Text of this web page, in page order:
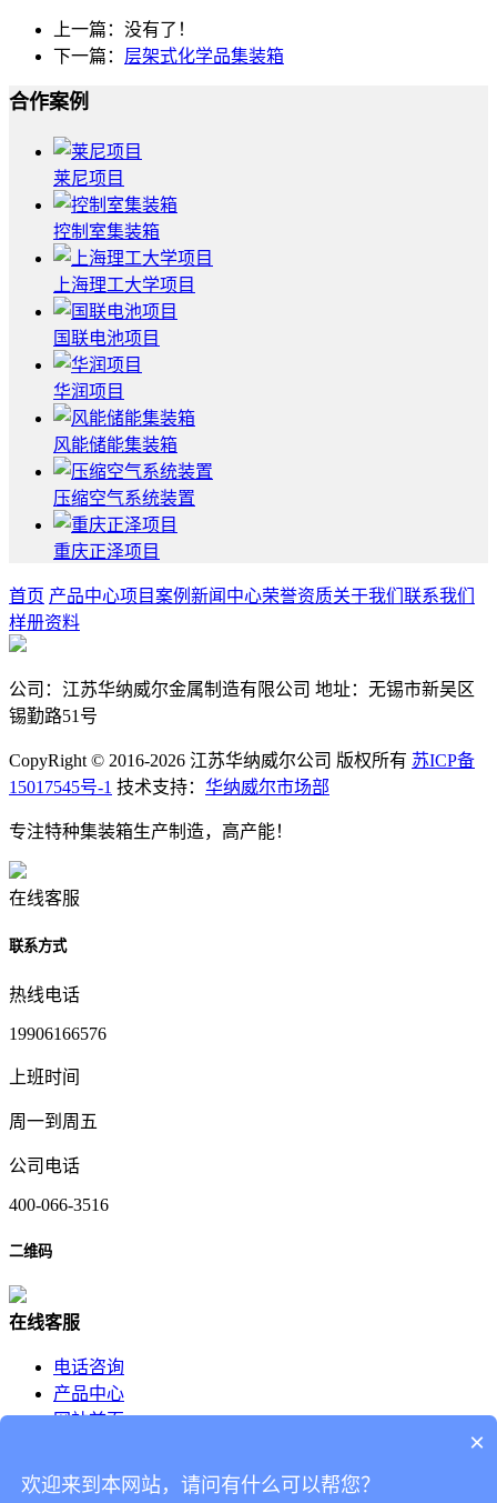
上一篇：没有了！
下一篇： 层架式化学品集装箱
合作案例
莱尼项目
控制室集装箱
上海理工大学项目
国联电池项目
华润项目
风能储能集装箱
压缩空气系统装置
重庆正泽项目
首页 产品中心项目案例 新闻中心荣誉资质关于我们 联系我们
样册资料
公司：江苏华纳威尔金属制造有限公司 地址：无锡市新吴区
锡勤路51号
CopyRight © 2016-2026 江苏华纳威尔公司 版权所有 苏ICP备
15017545号-1 技术支持： 华纳威尔市场部
专注特种集装箱生产制造，高产能！
在线客服
联系方式
热线电话
19906166576
上班时间
周一到周五
公司电话
400-066-3516
二维码
在线客服
电话咨询
产品中心
网站首页
电子邮箱：
×
欢迎来到本网站，请问有什么可以帮您？